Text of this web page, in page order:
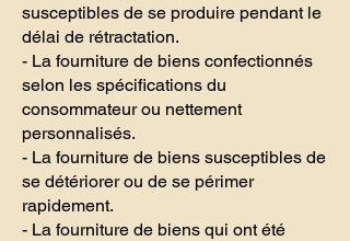
susceptibles de se produire pendant le
délai de rétractation.
- La fourniture de biens confectionnés
selon les spécifications du
consommateur ou nettement
personnalisés.
- La fourniture de biens susceptibles de
se détériorer ou de se périmer
rapidement.
- La fourniture de biens qui ont été